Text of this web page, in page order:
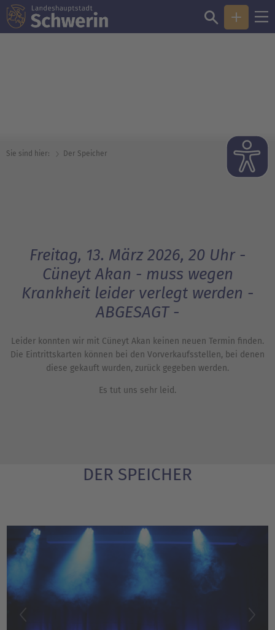
Sie sind hier: Der Speicher
Freitag, 13. März 2026, 20 Uhr -
Cüneyt Akan - muss wegen
Krankheit leider verlegt werden -
ABGESAGT -
Leider konnten wir mit Cüneyt Akan keinen neuen Termin finden.
Die Eintrittskarten können bei den Vorverkaufsstellen, bei denen
diese gekauft wurden, zurück gegeben werden.
Es tut uns sehr leid.
DER SPEICHER